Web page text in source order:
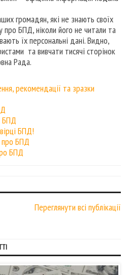
громадян, які не знають своїх
про БПД, ніколи його не читали та
їх персональні дані. Видно,
та вивчати тисячі сторінок
Рада.
рекомендації та зразки
БПД
БПД!
про БПД
БПД
Переглянути всі публікації